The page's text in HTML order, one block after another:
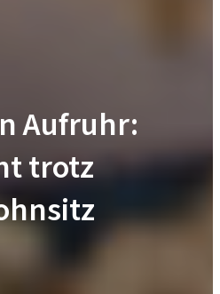
Aufruhr:
trotz